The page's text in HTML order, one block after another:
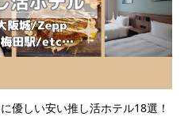
優しい安い推し活ホテル18選！